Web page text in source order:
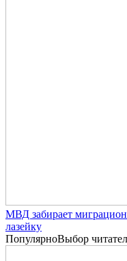
МВД забирает
лазейку
ПопулярноВыбор